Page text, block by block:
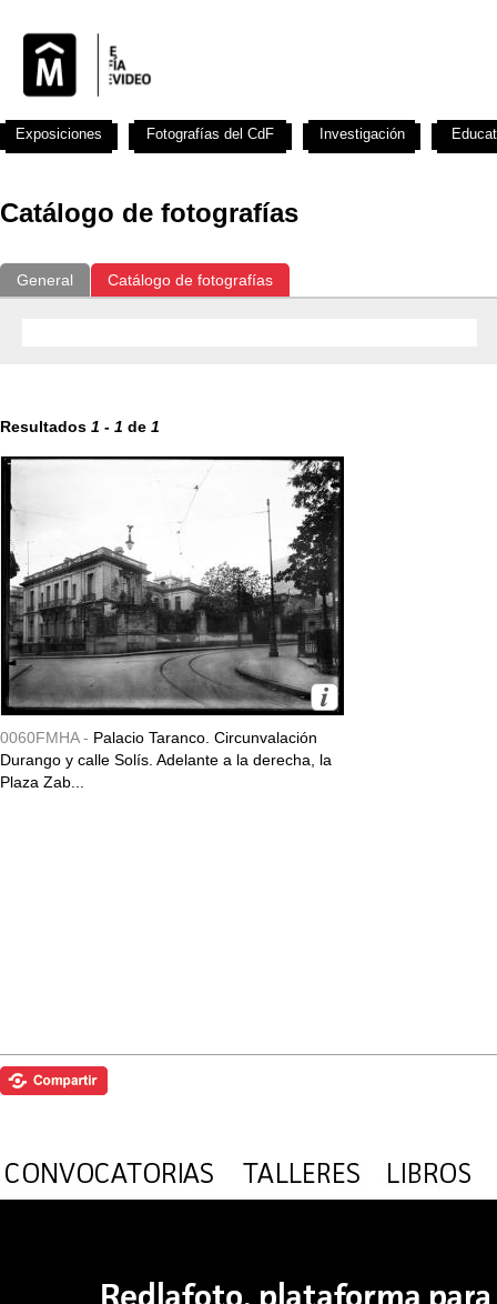
Catálogo de fotografías
General Catálogo de fotografías
Resultados 1 - 1 de 1
0060FMHA - Palacio Taranco. Circunvalación
Durango y calle Solís. Adelante a la derecha, la
Plaza Zab...
Exposiciones Fotografías del CdF Investigación